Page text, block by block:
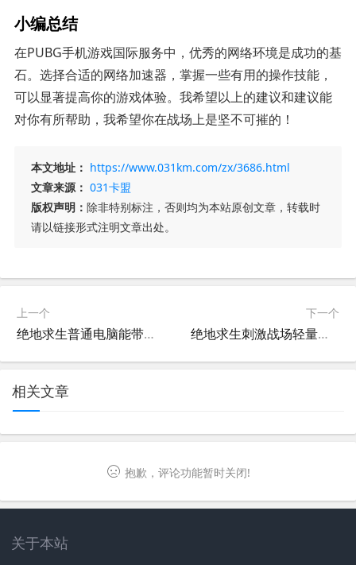
小编总结
在PUBG手机游戏国际服务中，优秀的网络环境是成功的基
石。选择合适的网络加速器，掌握一些有用的操作技能，
可以显著提高你的游戏体验。我希望以上的建议和建议能
对你有所帮助，我希望你在战场上是坚不可摧的！
本文地址： https://www.031km.com/zx/3686.html
文章来源： 031卡盟
版权声明： 除非特别标注，否则均为本站原创文章，转载时
请以链接形式注明文章出处。
上一个
绝地求生普通电脑能带起来吗-绝地求生最低配置要求与电脑性能分析
下一个
绝地求生刺激战场轻量服体验评测-绝地求生刺激战场轻量服最新版本下载与玩法介绍
相关文章
抱歉，评论功能暂时关闭!
关于本站